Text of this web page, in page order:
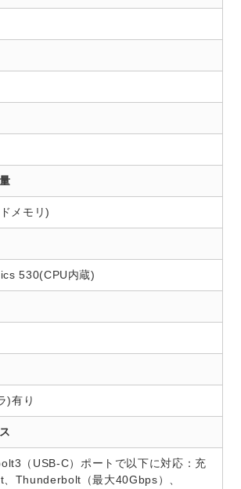
メモリ)
530(CPU内蔵)
)有り
（USB-C）ポートで以下に対応：充
Thunderbolt（最大40Gbps）、